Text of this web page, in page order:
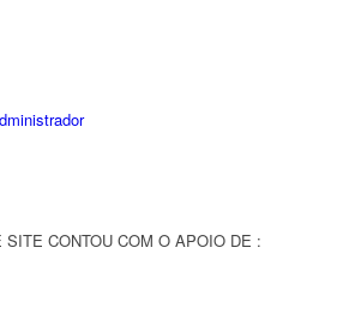
CONTOU COM O APOIO DE :